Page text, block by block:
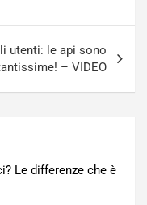
utenti: le api sono
– VIDEO
Le differenze che è